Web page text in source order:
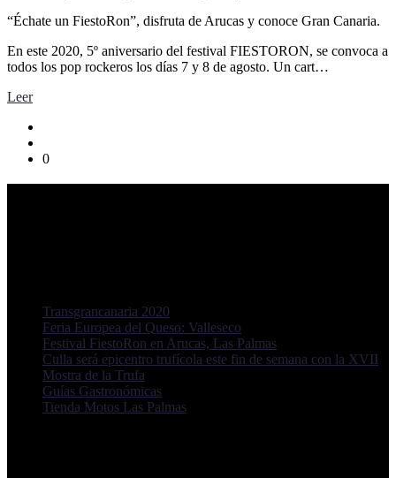
“Échate un FiestoRon”, disfruta de Arucas y conoce Gran Canaria.
En este 2020, 5º aniversario del festival FIESTORON, se convoca a
todos los pop rockeros los días 7 y 8 de agosto. Un cart…
Leer
0
Transgrancanaria 2020
Feria Europea del Queso: Valleseco
Festival FiestoRon en Arucas, Las Palmas
Culla será epicentro trufícola este fin de semana con la XVII
Mostra de la Trufa
Guías Gastronómicas
Tienda Motos Las Palmas